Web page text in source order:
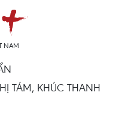
NAM
TÁM, KHÚC THANH